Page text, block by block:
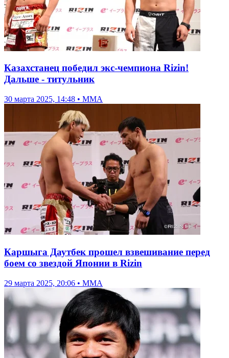
Казахстанец победил экс-чемпиона Rizin!
Дальше - титульник
30 марта 2025, 14:48 • ММА
Каршыга Даутбек прошел взвешивание перед
боем со звездой Японии в Rizin
29 марта 2025, 20:06 • ММА